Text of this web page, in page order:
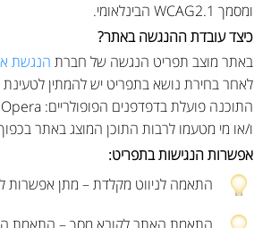
ומסמך WCAG2.1 הבינלאומי.
כיצד עובדת ההנגשה באתר?
באתר מוצב תפריט הנגשה של חברת הנגשת
לאחר בחירת נושא בתפריט יש להמתין
ו/או מי מטעמו לרבות התוכן המוצג באתר
אפשרות הנגישות בתפריט:
התאמה לניווט מקלדת – מתן אפשרות